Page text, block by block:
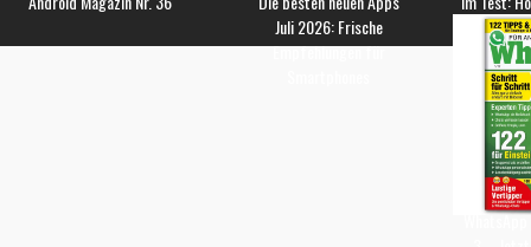
Juli 2026: Frische
Empfehlungen für